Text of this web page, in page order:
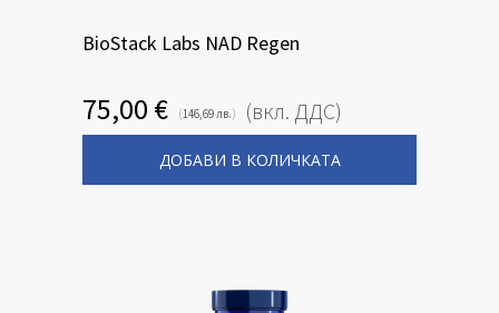
BioStack Labs NAD Regen
75,00 € (146,69 лв.) (вкл. ДДС)
ДОБАВИ В КОЛИЧКАТА